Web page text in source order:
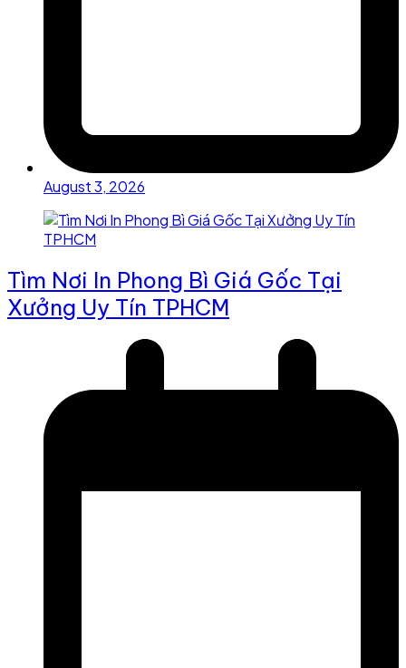
August 3, 2026
Tìm Nơi In Phong Bì Giá Gốc Tại
Xưởng Uy Tín TPHCM